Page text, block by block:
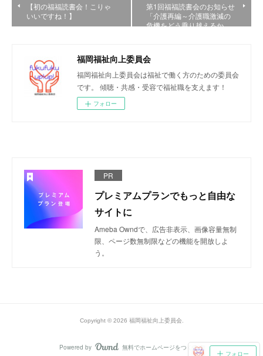
【初の福福読書会！こりゃ
いいですね！】
第1回福福読書会のお知らせ
「介護再編～介護職激減の
危機をどう乗り越えるか…
福岡福祉向上委員会
福岡福祉向上委員会は福祉で働く方のための委員会
です。 傾聴・共感・受容で福祉職を支えます！
フォロー
PR
プレミアムプランでもっと自由な
サイトに
Ameba Owndで、広告非表示、画像容量無制
限、ページ数無制限などの機能を開放しよ
う。
フォロー
Copyright © 2026 福岡福祉向上委員会.
Powered by AmebaOwnd
無料でホームページをつくろう